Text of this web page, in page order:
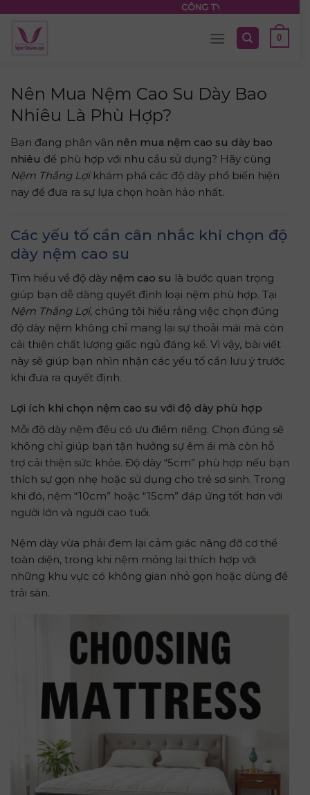
content
CÔNG TY TNHH NỆM THẮNG LỢI
0
Nên Mua Nệm Cao Su Dày Bao
Nhiêu Là Phù Hợp?
Bạn đang phân vân nên mua nệm cao su dày bao
nhiêu để phù hợp với nhu cầu sử dụng? Hãy cùng
Nệm Thắng Lợikhám phá các độ dày phổ biến hiện
nay để đưa ra sự lựa chọn hoàn hảo nhất.
Các yếu tố cần cân nhắc khi chọn độ
dày nệm cao su
Tìm hiểu về độ dày nệm cao su là bước quan trọng
giúp bạn dễ dàng quyết định loại nệm phù hợp. Tại
Nệm Thắng Lợi, chúng tôi hiểu rằng việc chọn đúng
độ dày nệm không chỉ mang lại sự thoải mái mà còn
cải thiện chất lượng giấc ngủ đáng kể. Vì vậy, bài viết
này sẽ giúp bạn nhìn nhận các yếu tố cần lưu ý trước
khi đưa ra quyết định.
Lợi ích khi chọn nệm cao su với độ dày phù hợp
Mỗi độ dày nệm đều có ưu điểm riêng. Chọn đúng sẽ
không chỉ giúp bạn tận hưởng sự êm ái mà còn hỗ
trợ cải thiện sức khỏe. Độ dày “5cm” phù hợp nếu bạn
thích sự gọn nhẹ hoặc sử dụng cho trẻ sơ sinh. Trong
khi đó, nệm “10cm” hoặc “15cm” đáp ứng tốt hơn với
người lớn và người cao tuổi.
Nệm dày vừa phải đem lại cảm giác nâng đỡ cơ thể
toàn diện, trong khi nệm mỏng lại thích hợp với
những khu vực có không gian nhỏ gọn hoặc dùng để
trải sàn.